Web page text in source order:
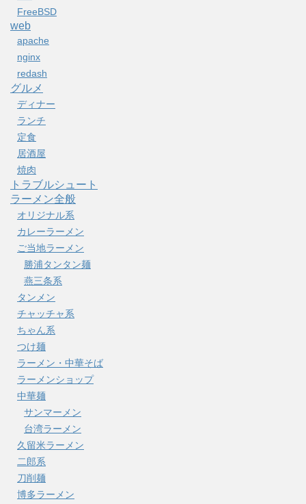
FreeBSD
web
apache
nginx
redash
グルメ
ディナー
ランチ
定食
居酒屋
焼肉
トラブルシュート
ラーメン全般
オリジナル系
カレーラーメン
ご当地ラーメン
勝浦タンタン麺
燕三条系
タンメン
チャッチャ系
ちゃん系
つけ麺
ラーメン・中華そば
ラーメンショップ
中華麺
サンマーメン
台湾ラーメン
久留米ラーメン
二郎系
刀削麺
博多ラーメン